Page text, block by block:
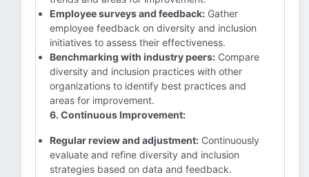
Employee surveys and feedback: Gather
employee feedback on diversity and inclusion
initiatives to assess their effectiveness.
Benchmarking with industry peers: Compare
diversity and inclusion practices with other
organizations to identify best practices and
areas for improvement.
6. Continuous Improvement:
Regular review and adjustment: Continuously
evaluate and refine diversity and inclusion
strategies based on data and feedback.